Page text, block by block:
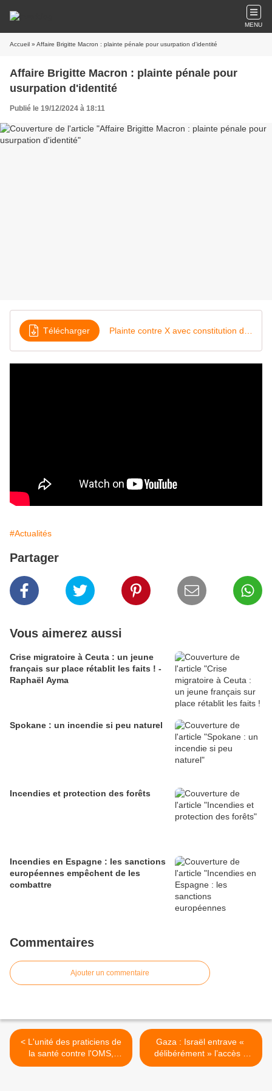
MENU
Accueil » Affaire Brigitte Macron : plainte pénale pour usurpation d'identité
Affaire Brigitte Macron : plainte pénale pour
usurpation d'identité
Publié le 19/12/2024 à 18:11
Télécharger
#Actualités
Partager
Vous aimerez aussi
Crise migratoire à Ceuta : un jeune
français sur place rétablit les faits ! -
Raphaël Ayma
Spokane : un incendie si peu naturel
Incendies et protection des forêts
Incendies en Espagne : les sanctions
européennes empêchent de les
combattre
Commentaires
Ajouter un commentaire
< L'unité des praticiens de
la santé contre l'OMS,
entretiens exclusifs depuis
Gaza : Israël entrave «
délibérément » l’accès à
l’eau potable des